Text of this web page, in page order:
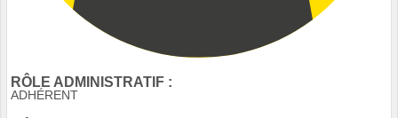
RÔLE ADMINISTRATIF :
ADHÉRENT